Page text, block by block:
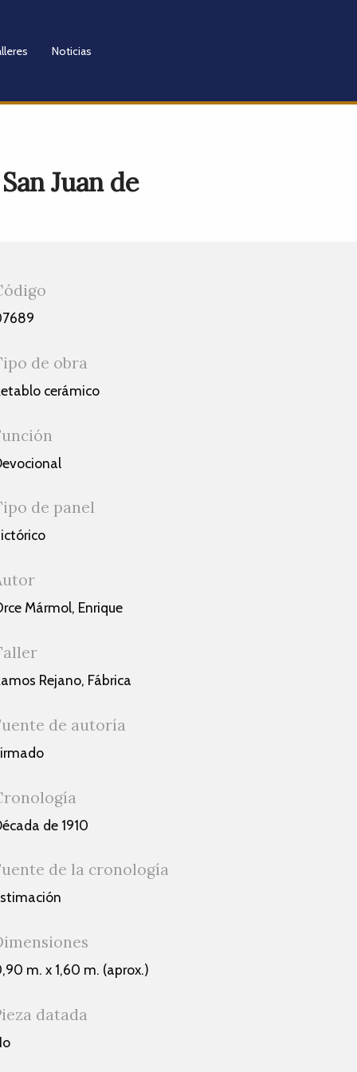
Noticias
Juan de
de obra
cerámico
de panel
Mármol, Enrique
Rejano, Fábrica
de autoría
de 1910
de la cronología
m. x 1,60 m. (aprox.)
datada